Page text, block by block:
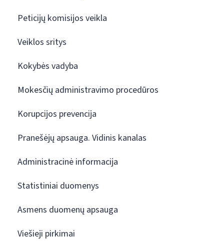
Peticijų komisijos veikla
Veiklos sritys
Kokybės vadyba
Mokesčių administravimo procedūros
Korupcijos prevencija
Pranešėjų apsauga. Vidinis kanalas
Administracinė informacija
Statistiniai duomenys
Asmens duomenų apsauga
Viešieji pirkimai